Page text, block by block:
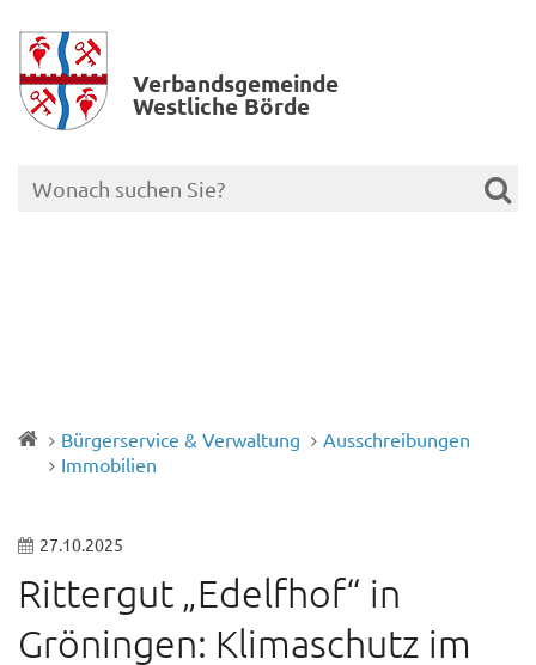
Verbands­gemeinde
Westliche Börde
Bürgerservice & Verwaltung
Ausschreibungen
Immobilien
27.10.2025
Rittergut „Edelfhof“ in
Gröningen: Klimaschutz im